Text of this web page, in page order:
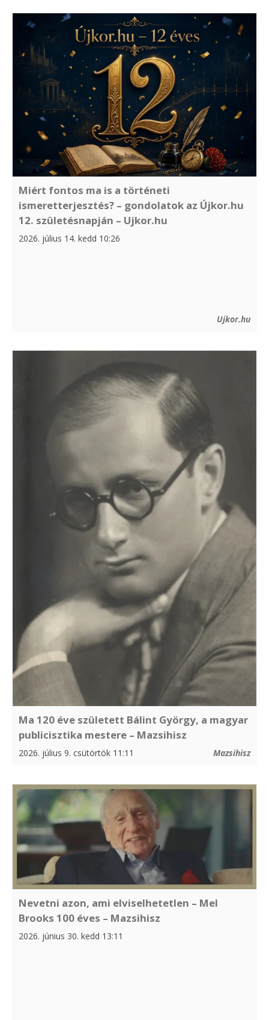
Miért fontos ma is a történeti
ismeretterjesztés? – gondolatok az Újkor.hu
12. születésnapján – Ujkor.hu
2026. július 14. kedd 10:26
Ujkor.hu
Ma 120 éve született Bálint György, a magyar
publicisztika mestere – Mazsihisz
2026. július 9. csütörtök 11:11 Mazsihisz
Nevetni azon, ami elviselhetetlen – Mel
Brooks 100 éves – Mazsihisz
2026. június 30. kedd 13:11